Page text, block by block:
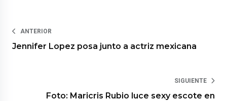
ANTERIOR
Jennifer Lopez posa junto a actriz mexicana
SIGUIENTE
Foto: Maricris Rubio luce sexy escote en